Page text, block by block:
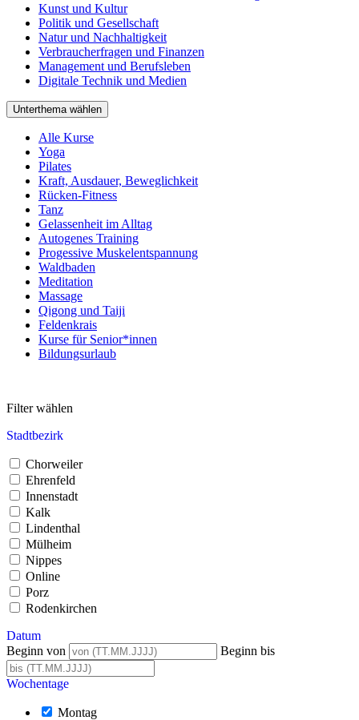
Kunst und Kultur
Politik und Gesellschaft
Natur und Nachhaltigkeit
Verbraucherfragen und Finanzen
Management und Berufsleben
Digitale Technik und Medien
Unterthema wählen
Alle Kurse
Yoga
Pilates
Kraft, Ausdauer, Beweglichkeit
Rücken-Fitness
Tanz
Gelassenheit im Alltag
Autogenes Training
Progessive Muskelentspannung
Waldbaden
Meditation
Massage
Qigong und Taiji
Feldenkrais
Kurse für Senior*innen
Bildungsurlaub
Filter wählen
Stadtbezirk
Chorweiler
Ehrenfeld
Innenstadt
Kalk
Lindenthal
Mülheim
Nippes
Online
Porz
Rodenkirchen
Datum
Beginn von
Beginn bis
Wochentage
Montag